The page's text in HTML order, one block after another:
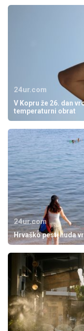
24ur.com
V Kopru že 26. dan
temperaturni obrat
24ur.com
Hrvaško pesti huda